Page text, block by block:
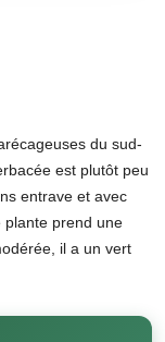
du sud-
est plutôt peu
entrave et avec
plante prend une
il a un vert
fait de Juncus
être multiplié par